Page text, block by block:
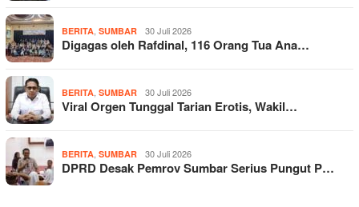
BERITA SUMBAR 30 Juli 2026
Digagas oleh Rafdinal, 116 Orang Tua Ana…
BERITA SUMBAR 30 Juli 2026
Viral Orgen Tunggal Tarian Erotis, Wakil…
BERITA SUMBAR 30 Juli 2026
DPRD Desak Pemrov Sumbar Serius Pungut P…